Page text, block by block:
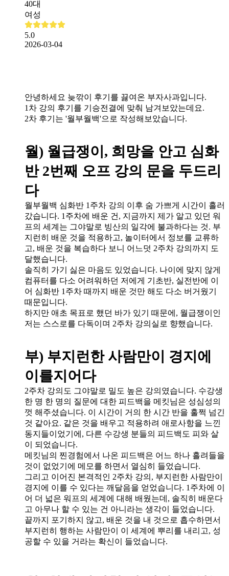
40대
여성
5.0
2026-03-04
안녕하세요 늦깎이 후기를 끓여온 부자사과입니다.
1차 강의 후기를 기승전결에 맞춰 남겨보았는데요.
2차 후기는 '월부월백'으로 작성해보았습니다.
월) 월급쟁이, 희망을 안고 심화
반 2번째 오프 강의 문을 두드리
다
월부월백 심화반 1주차 강의 이후 숨 가쁘게 시간이 흘러
갔습니다. 1주차에 배운 건, 지금까지 제가 알고 있던 워
프의 세계는 그야말로 빙산의 일각에 불과하다는 것. 부
지런히 배운 것을 적용하고, 놀이터에서 정보를 교류하
고, 배운 것을 복습하다 보니 어느덧 2주차 강의까지 도
달했습니다.
솔직히 가기 싫은 마음도 있었습니다. 나이에 맞지 않게
컴퓨터를 다소 어려워하던 저에게 기초반, 실전반에 이
어 심화반 1주차 때까지 배운 것만 해도 다소 버거웠기
때문입니다.
하지만 애초 목표로 했던 바가 있기 때문에, 월급쟁이인
저는 스스로를 다독이며 2주차 강의실로 향했습니다.
부) 부지런한 사람만이 경지에
이를지어다
2주차 강의도 그야말로 밀도 높은 강의였습니다. 수강생
한 명 한 명의 질문에 대한 피드백을 메킷님은 성심성의
껏 해주셨습니다. 이 시간이 거의 한 시간 반을 훌쩍 넘긴
것 같아요. 같은 것을 배우고 적용하려 애로사항을 느낀
동지들이었기에, 다른 수강생 분들의 피드백도 피와 살
이 되었습니다.
메킷님의 찐경험에서 나온 피드백은 어느 하나 흘려들을
것이 없었기에 메모를 하면서 열심히 들었습니다.
그리고 이어진 본격적인 2주차 강의, 부지런한 사람만이
경지에 이를 수 있다는 깨달음을 얻었습니다. 1주차에 이
어 더 넓은 워프의 세계에 대해 배웠는데, 솔직히 배운다
고 아무나 할 수 있는 건 아니라는 생각이 들었습니다.
끝까지 포기하지 않고, 배운 것을 내 것으로 흡수하면서
부지런히 행하는 사람만이 이 세계에 뿌리를 내리고, 성
공할 수 있을 거라는 확신이 들었습니다.